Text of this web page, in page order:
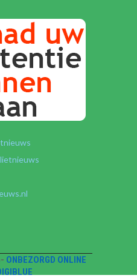
ONBEZORGD ONLINE